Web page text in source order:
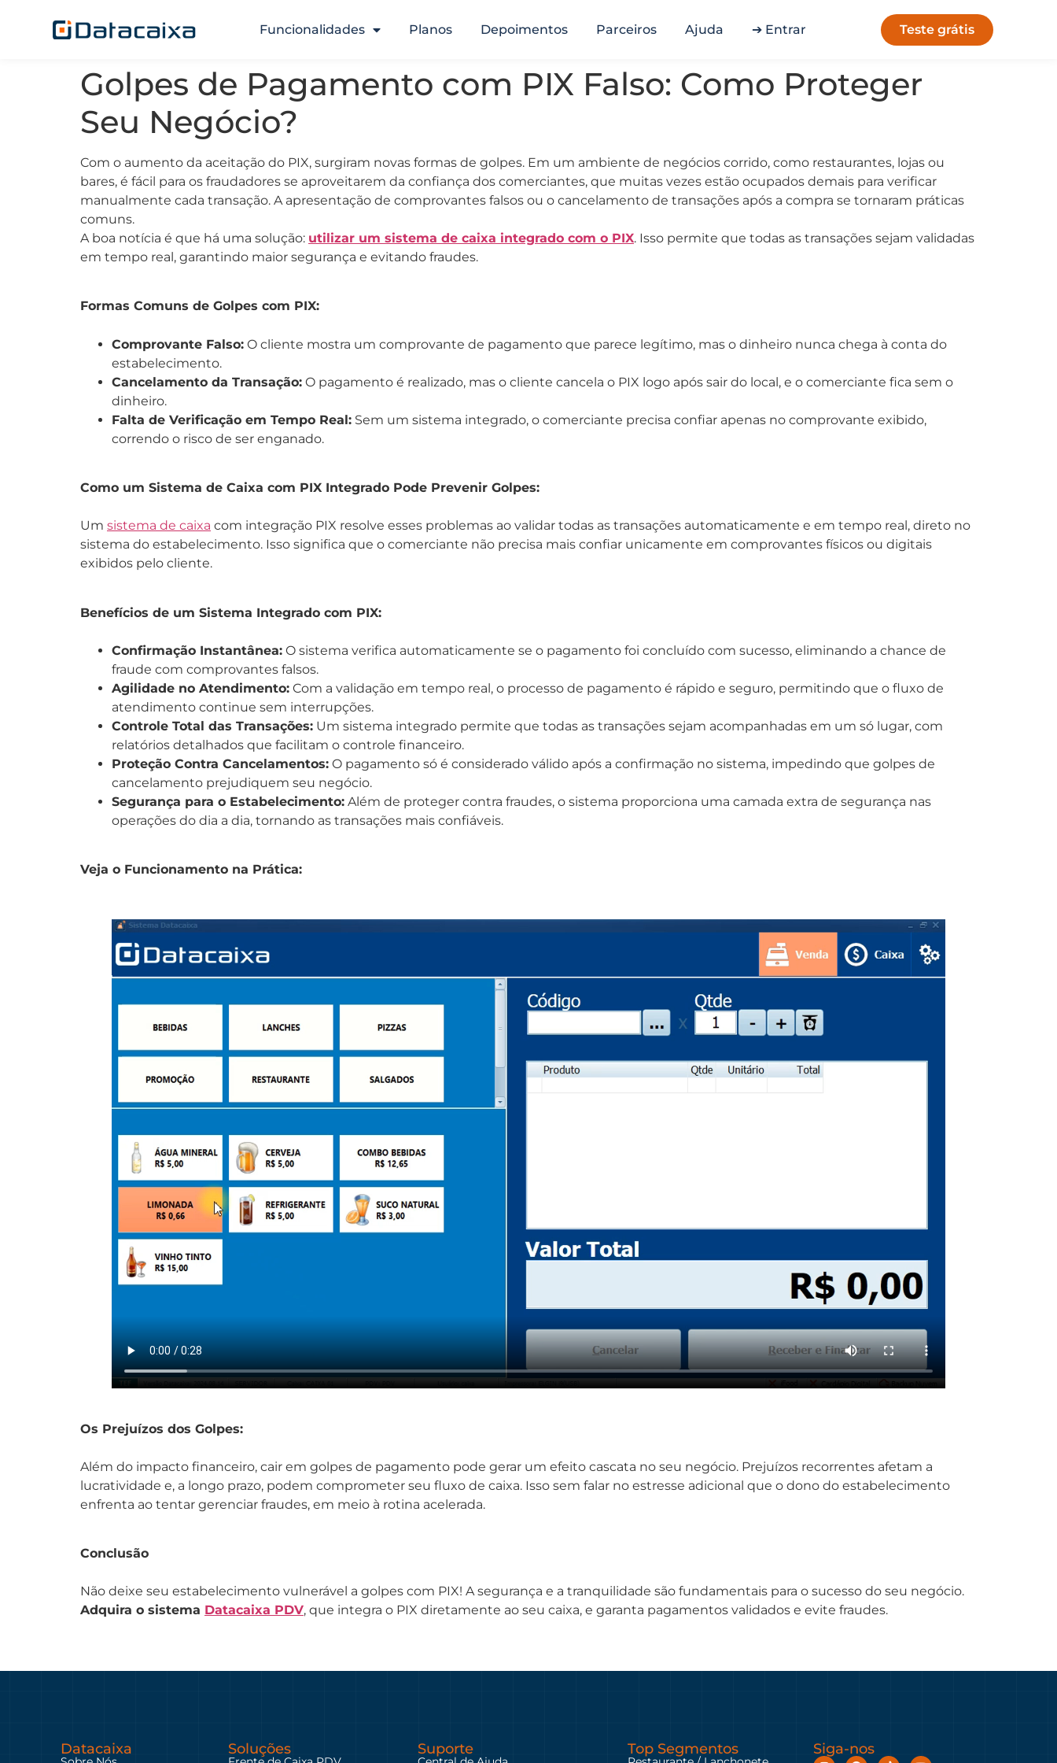
Funcionalidades Planos Depoimentos Parceiros Ajuda ➔ Entrar Teste grátis
Golpes de Pagamento com PIX Falso: Como Proteger
Seu Negócio?
Com o aumento da aceitação do PIX, surgiram novas formas de golpes. Em um ambiente de negócios corrido, como restaurantes, lojas ou
bares, é fácil para os fraudadores se aproveitarem da confiança dos comerciantes, que muitas vezes estão ocupados demais para verificar
manualmente cada transação. A apresentação de comprovantes falsos ou o cancelamento de transações após a compra se tornaram práticas
comuns.
A boa notícia é que há uma solução: utilizar um sistema de caixa integrado com o PIX. Isso permite que todas as transações sejam validadas
em tempo real, garantindo maior segurança e evitando fraudes.
Formas Comuns de Golpes com PIX:
Comprovante Falso: O cliente mostra um comprovante de pagamento que parece legítimo, mas o dinheiro nunca chega à conta do
estabelecimento.
Cancelamento da Transação: O pagamento é realizado, mas o cliente cancela o PIX logo após sair do local, e o comerciante fica sem o
dinheiro.
Falta de Verificação em Tempo Real: Sem um sistema integrado, o comerciante precisa confiar apenas no comprovante exibido,
correndo o risco de ser enganado.
Como um Sistema de Caixa com PIX Integrado Pode Prevenir Golpes:
Um sistema de caixa com integração PIX resolve esses problemas ao validar todas as transações automaticamente e em tempo real, direto no
sistema do estabelecimento. Isso significa que o comerciante não precisa mais confiar unicamente em comprovantes físicos ou digitais
exibidos pelo cliente.
Benefícios de um Sistema Integrado com PIX:
Confirmação Instantânea: O sistema verifica automaticamente se o pagamento foi concluído com sucesso, eliminando a chance de
fraude com comprovantes falsos.
Agilidade no Atendimento: Com a validação em tempo real, o processo de pagamento é rápido e seguro, permitindo que o fluxo de
atendimento continue sem interrupções.
Controle Total das Transações: Um sistema integrado permite que todas as transações sejam acompanhadas em um só lugar, com
relatórios detalhados que facilitam o controle financeiro.
Proteção Contra Cancelamentos: O pagamento só é considerado válido após a confirmação no sistema, impedindo que golpes de
cancelamento prejudiquem seu negócio.
Segurança para o Estabelecimento: Além de proteger contra fraudes, o sistema proporciona uma camada extra de segurança nas
operações do dia a dia, tornando as transações mais confiáveis.
Veja o Funcionamento na Prática:
Os Prejuízos dos Golpes:
Além do impacto financeiro, cair em golpes de pagamento pode gerar um efeito cascata no seu negócio. Prejuízos recorrentes afetam a
lucratividade e, a longo prazo, podem comprometer seu fluxo de caixa. Isso sem falar no estresse adicional que o dono do estabelecimento
enfrenta ao tentar gerenciar fraudes, em meio à rotina acelerada.
Conclusão
Não deixe seu estabelecimento vulnerável a golpes com PIX! A segurança e a tranquilidade são fundamentais para o sucesso do seu negócio.
Adquira o sistema Datacaixa PDV, que integra o PIX diretamente ao seu caixa, e garanta pagamentos validados e evite fraudes.
Datacaixa Soluções Suporte Top Segmentos Siga-nos